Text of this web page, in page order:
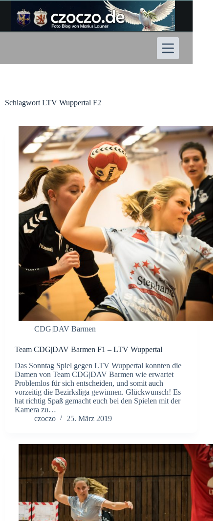
Inhalt
springen
Schlagwort LTV Wuppertal F2
CDG|DAV Barmen
Team CDG|DAV Barmen F1 – LTV Wuppertal
Das Sonntag Spiel gegen LTV Wuppertal konnten die
Damen von Team CDG|DAV Barmen wie erwartet
Problemlos für sich entscheiden, und somit auch
vorzeitig die Bezirksliga gewinnen. Glückwunsch! Es
hat richtig Spaß gemacht euch bei den Spielen mit der
Kamera zu…
czoczo
25. März 2019